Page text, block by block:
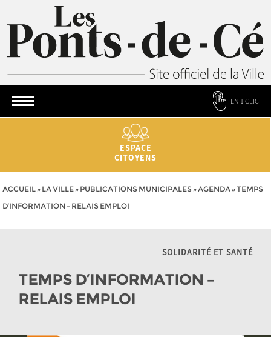
EN 1 CLIC
ESPACE
CITOYENS
ACCUEIL» LA VILLE» PUBLICATIONS MUNICIPALES»AGENDA»TEMPS
D’INFORMATION – RELAIS EMPLOI
SOLIDARITÉ ET SANTÉ
TEMPS D’INFORMATION –
RELAIS EMPLOI